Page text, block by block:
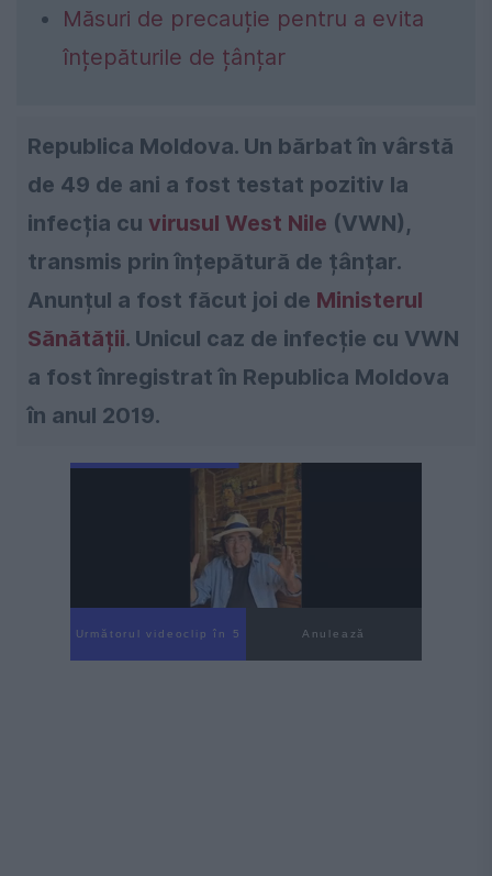
Măsuri de precauție pentru a evita
înțepăturile de țânțar
Republica Moldova. Un bărbat în vârstă
de 49 de ani a fost testat pozitiv la
infecția cu virusul West Nile (VWN),
transmis prin înțepătură de țânțar.
Anunțul a fost făcut joi de Ministerul
Sănătății. Unicul caz de infecție cu VWN
a fost înregistrat în Republica Moldova
în anul 2019.
Următorul videoclip în 3 Anulează